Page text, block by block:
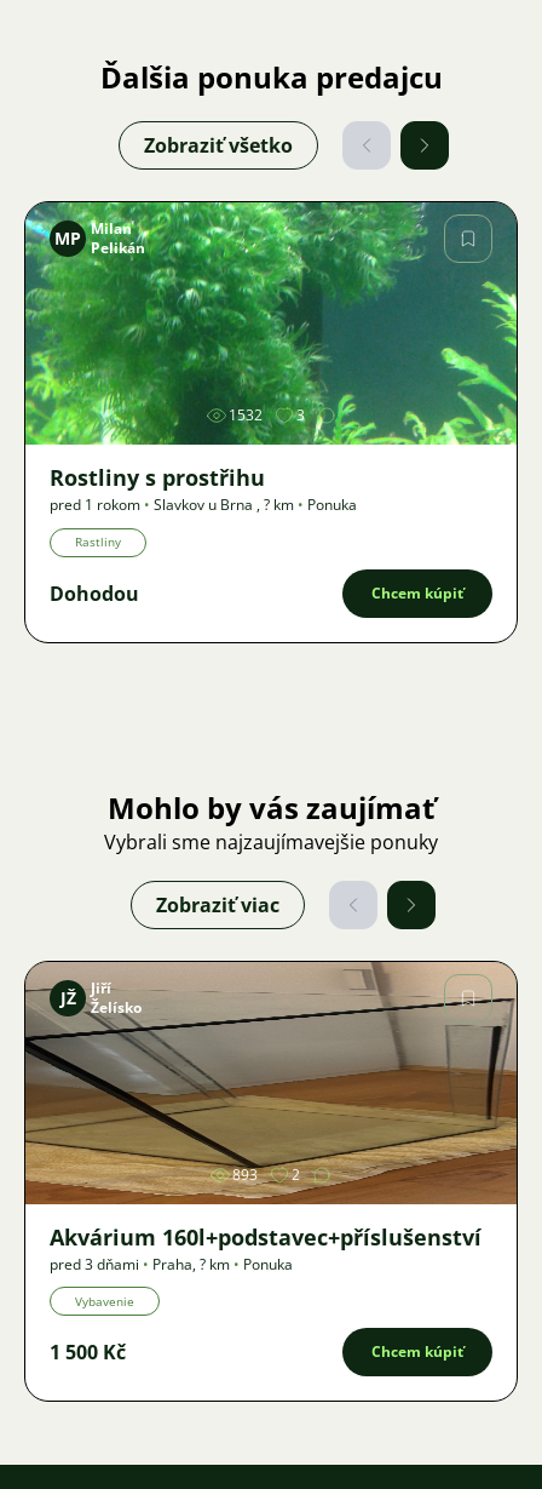
Ďalšia ponuka predajcu
Zobraziť všetko
Obrázok
MP Milan
Pelikán
1532 3
Rostliny s prostřihu
pred 1 rokom • Slavkov u Brna ,? km • Ponuka
Rastliny
Dohodou Chcem kúpiť
Mohlo by vás zaujímať
Vybrali sme najzaujímavejšie ponuky
Zobraziť viac
Obrázok
JŽ
Jiří
Želísko
893 2
Akvárium 160l+podstavec+příslušenství
pred 3 dňami • Praha,? km • Ponuka
Vybavenie
1 500 Kč Chcem kúpiť